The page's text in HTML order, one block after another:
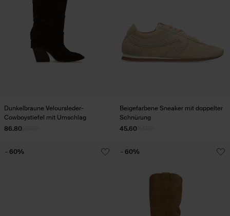
Dunkelbraune Veloursleder-
Cowboystiefel mit Umschlag
86.80
Beigefarbene Sneaker mit doppelter
Schnürung
45.60
- 60% - 60%